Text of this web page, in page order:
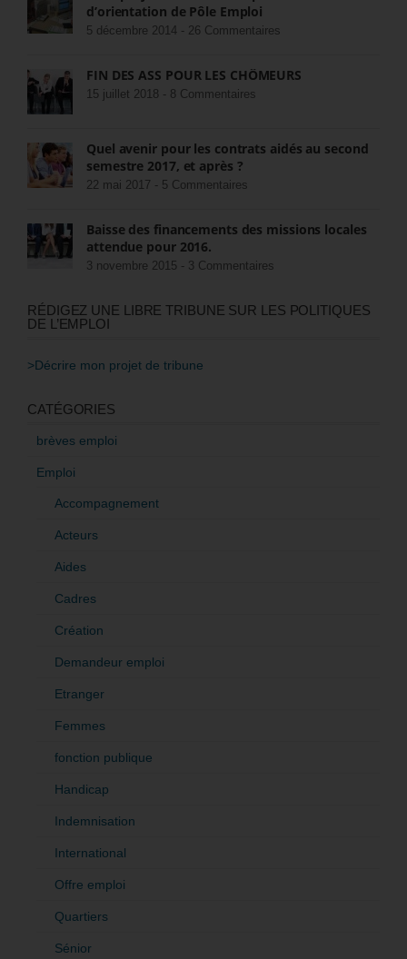
d’orientation de Pôle Emploi
5 décembre 2014 - 26 Commentaires
FIN DES ASS POUR LES CHÔMEURS
15 juillet 2018 - 8 Commentaires
Quel avenir pour les contrats aidés au second
semestre 2017, et après ?
22 mai 2017 - 5 Commentaires
Baisse des financements des missions locales
attendue pour 2016.
3 novembre 2015 - 3 Commentaires
RÉDIGEZ UNE LIBRE TRIBUNE SUR LES POLITIQUES
DE L’EMPLOI
>Décrire mon projet de tribune
CATÉGORIES
brèves emploi
Emploi
Accompagnement
Acteurs
Aides
Cadres
Création
Demandeur emploi
Etranger
Femmes
fonction publique
Handicap
Indemnisation
International
Offre emploi
Quartiers
Sénior